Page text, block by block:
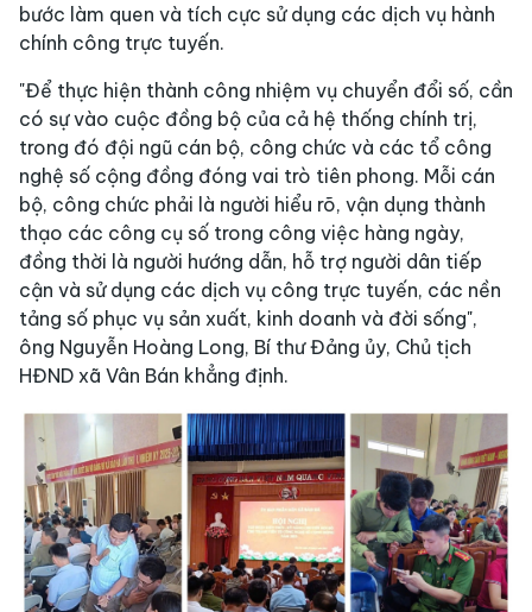
bước làm quen và tích cực sử dụng các dịch vụ hành
chính công trực tuyến.
"Để thực hiện thành công nhiệm vụ chuyển đổi số, cần
có sự vào cuộc đồng bộ của cả hệ thống chính trị,
trong đó đội ngũ cán bộ, công chức và các tổ công
nghệ số cộng đồng đóng vai trò tiên phong. Mỗi cán
bộ, công chức phải là người hiểu rõ, vận dụng thành
thạo các công cụ số trong công việc hàng ngày,
đồng thời là người hướng dẫn, hỗ trợ người dân tiếp
cận và sử dụng các dịch vụ công trực tuyến, các nền
tảng số phục vụ sản xuất, kinh doanh và đời sống",
ông Nguyễn Hoàng Long, Bí thư Đảng ủy, Chủ tịch
HĐND xã Vân Bán khẳng định.